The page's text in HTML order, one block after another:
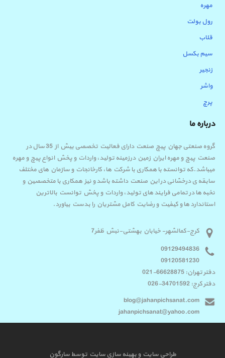
مهره
رول بولت
قلاب
سیم بکسل
زنجیر
واشر
پرچ
درباره ما
گروه صنعتی جهان پیچ صنعت دارای فعالیت تخصصی بیش از 35 سال در
صنعت پیچ و مهره ایران زمین درزمینه تولید، واردات و پخش انواع پیچ و مهره
میباشد.که توانسته با همکاری با شرکت ها، کارخانجات و سازمان های مختلف
سابقه ی درخشانی در این صنعت داشته باشد و نیز همکاری با متخصصین و
نخبه ها در تمامی فرایند های تولید، واردات و پخش توانست بالاترین
استاندارد ها و کیفیت و رضایت کامل مشتریان را بدست بیاورد.
کرج-کمالشهر- خیابان بهشتی-نبش ظفر7
09129494836
09120581230
دفتر تهران: 66628875-021
دفتر کرج: 34701592-026
blog@jahanpichsanat.com
jahanpichsanat@yahoo.com
طراحی سایتوبهینه سازی سایتتوسط سارگون